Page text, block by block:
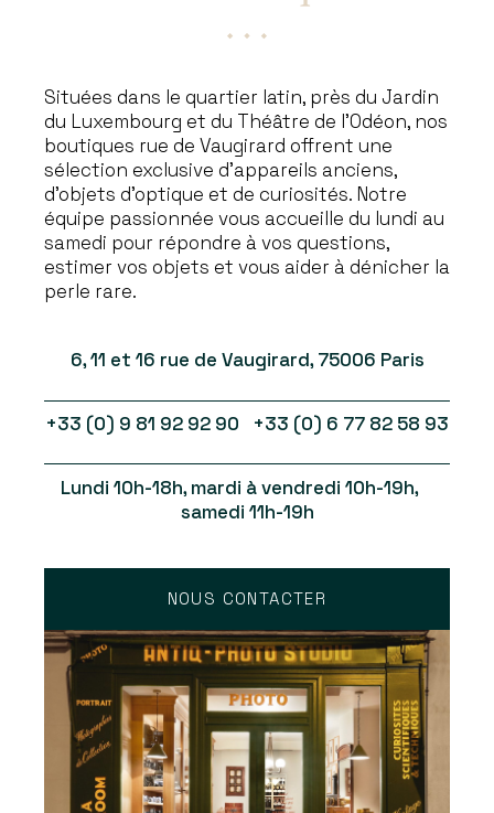
Situées dans le quartier latin, près du Jardin
du Luxembourg et du Théâtre de l’Odéon, nos
boutiques rue de Vaugirard offrent une
sélection exclusive d’appareils anciens,
d’objets d’optique et de curiosités. Notre
équipe passionnée vous accueille du lundi au
samedi pour répondre à vos questions,
estimer vos objets et vous aider à dénicher la
perle rare.
6, 11 et 16 rue de Vaugirard, 75006 Paris
+33 (0) 9 81 92 92 90 +33 (0) 6 77 82 58 93
Lundi 10h-18h, mardi à vendredi 10h-19h,
samedi 11h-19h
NOUS CONTACTER